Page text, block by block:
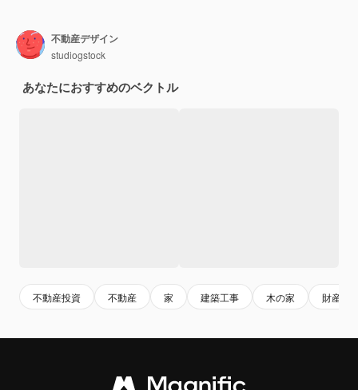
不動産デザイン
studiogstock
あなたにおすすめのベクトル
不動産投資 不動産 家 建築工事 木の家 財産